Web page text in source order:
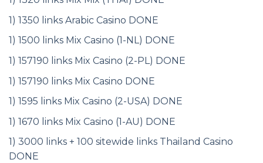
1) 1350 links Arabic Casino DONE
1) 1500 links Mix Casino (1-NL) DONE
1) 157190 links Mix Casino (2-PL) DONE
1) 157190 links Mix Casino DONE
1) 1595 links Mix Casino (2-USA) DONE
1) 1670 links Mix Casino (1-AU) DONE
1) 3000 links + 100 sitewide links Thailand Casino
DONE